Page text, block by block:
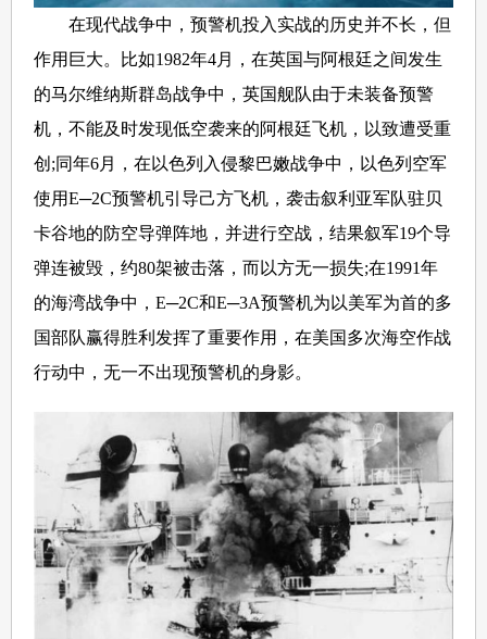
在现代战争中，预警机投入实战的历史并不长，但
作用巨大。比如1982年4月，在英国与阿根廷之间发生
的马尔维纳斯群岛战争中，英国舰队由于未装备预警
机，不能及时发现低空袭来的阿根廷飞机，以致遭受重
创;同年6月，在以色列入侵黎巴嫩战争中，以色列空军
使用E─2C预警机引导己方飞机，袭击叙利亚军队驻贝
卡谷地的防空导弹阵地，并进行空战，结果叙军19个导
弹连被毁，约80架被击落，而以方无一损失;在1991年
的海湾战争中，E─2C和E─3A预警机为以美军为首的多
国部队赢得胜利发挥了重要作用，在美国多次海空作战
行动中，无一不出现预警机的身影。